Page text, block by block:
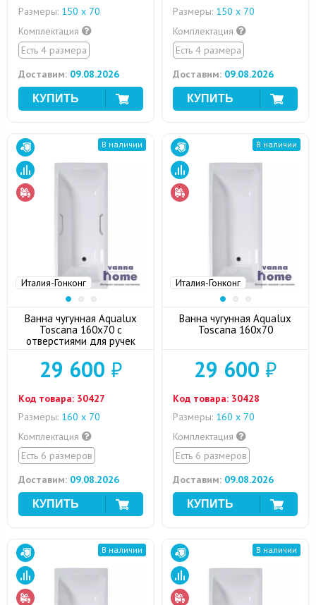
Размеры: 150 х 70
Комплектация
Есть 4 размера
Доставим: 09.08.2026
Размеры: 150 х 70
Комплектация
Есть 4 размера
Доставим: 09.08.2026
Италия-Гонконг
В наличии
Ванна чугунная Aqualux
Toscana 160x70 с
отверстиями для ручек
29 600 ₽
Код товара: 30427
Размеры: 160 х 70
Комплектация
Есть 6 размеров
Доставим: 09.08.2026
Италия-Гонконг
В наличии
Ванна чугунная Aqualux
Toscana 160x70
29 600 ₽
Код товара: 30428
Размеры: 160 х 70
Комплектация
Есть 6 размеров
Доставим: 09.08.2026
В наличии В наличии